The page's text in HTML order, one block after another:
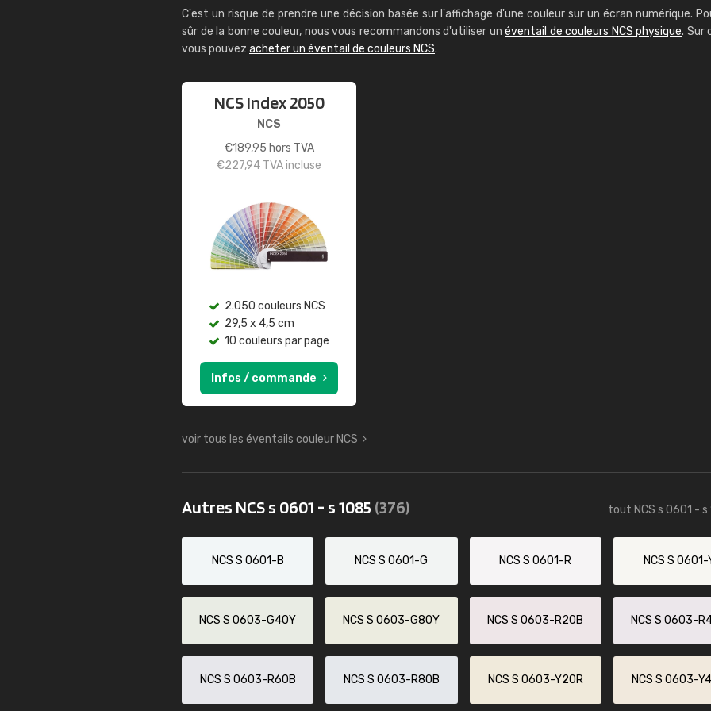
C'est un risque de prendre une décision basée sur l'affichage d'une couleur sur un écran numérique.
sûr de la bonne couleur, nous vous recommandons d'utiliser unéventail de couleurs NCS physique. Sur
vous pouvez acheter un éventail de couleurs NCS.
NCS Index 2050
NCS
€189,95 hors TVA
€227,94 TVA incluse
2.050 couleurs NCS
29,5 x 4,5 cm
10 couleurs par page
Infos / commande
voir tous les éventails couleur NCS
Autres NCS s 0601 - s 1085 (376) tout NCS s 0601 - s
NCS S 0601-B NCS S 0601-G NCS S 0601-R NCS S 0601-
NCS S 0603-G40Y NCS S 0603-G80Y NCS S 0603-R20B NCS S 0603-
NCS S 0603-R60B NCS S 0603-R80B NCS S 0603-Y20R NCS S 0603-